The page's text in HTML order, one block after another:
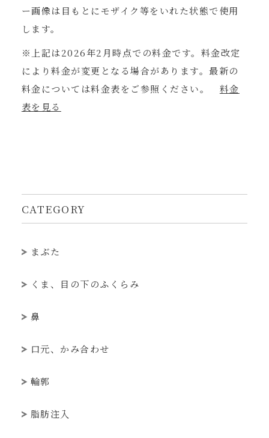
ー画像は目もとにモザイク等をいれた状態で使用
します。
※上記は2026年2月時点での料金です。料金改定
により料金が変更となる場合があります。最新の
料金については料金表をご参照ください。 料金
表を見る
CATEGORY
まぶた
くま、目の下のふくらみ
鼻
口元、かみ合わせ
輪郭
脂肪注入